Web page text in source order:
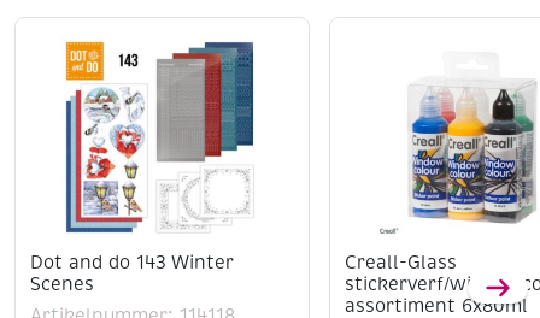
Dot and do 143 Winter
Scenes
Creall-Glass
stickerverf/
assortiment 6x80ml